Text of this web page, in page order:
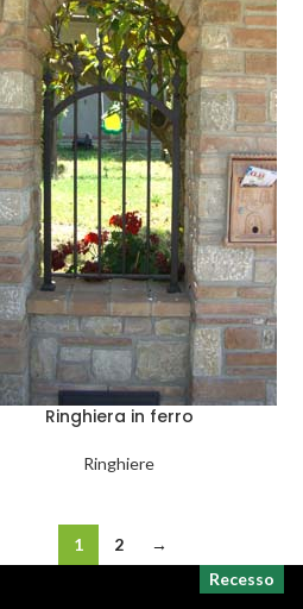
Ringhiera in ferro
Ringhiere
1 2 →
Recesso